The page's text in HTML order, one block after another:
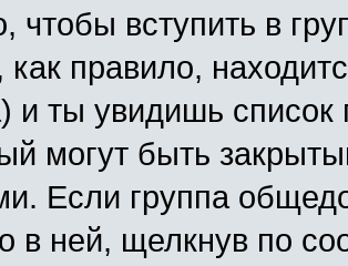
чтобы вступить в
как правило,
и ты увидишь
могут быть
Если группа
в ней, щелкнув по